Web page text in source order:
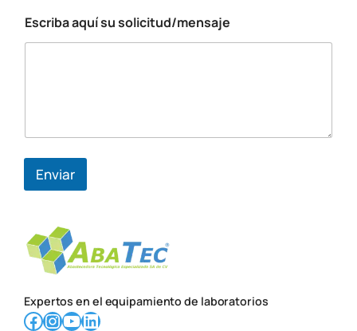
c
o
Escriba aquí su solicitud/mensaje
Enviar
Expertos en el equipamiento de laboratorios
Facebook InstagramYouTube LinkedIn